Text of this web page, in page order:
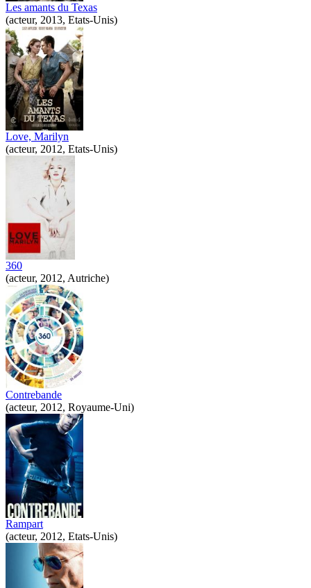
Les amants du Texas
(acteur, 2013, Etats-Unis)
Love, Marilyn
(acteur, 2012, Etats-Unis)
360
(acteur, 2012, Autriche)
Contrebande
(acteur, 2012, Royaume-Uni)
Rampart
(acteur, 2012, Etats-Unis)